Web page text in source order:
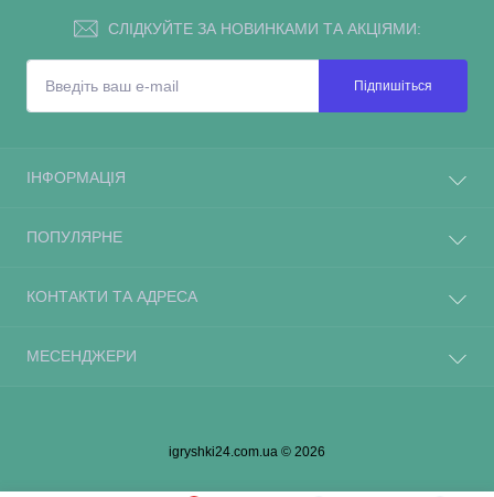
СЛІДКУЙТЕ ЗА НОВИНКАМИ ТА АКЦІЯМИ:
Підпишіться
ІНФОРМАЦІЯ
ПОПУЛЯРНЕ
КОНТАКТИ ТА АДРЕСА
МЕСЕНДЖЕРИ
igryshki24.com.ua © 2026